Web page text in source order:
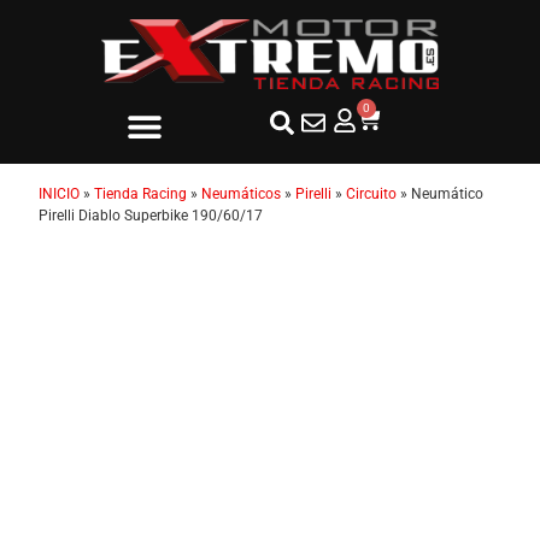
0
INICIO » Tienda Racing » Neumáticos » Pirelli » Circuito » Neumático
Pirelli Diablo Superbike 190/60/17